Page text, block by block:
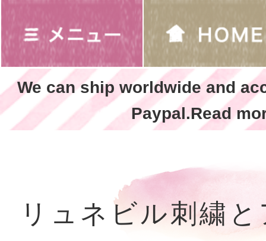
We can ship worldwide and
Paypal.Read
リュネビル刺繍